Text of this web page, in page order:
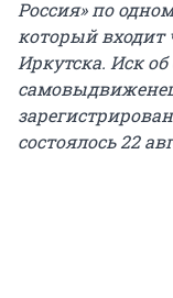
Россия» по
который входит
Иркутска. Иск
состоялось 22